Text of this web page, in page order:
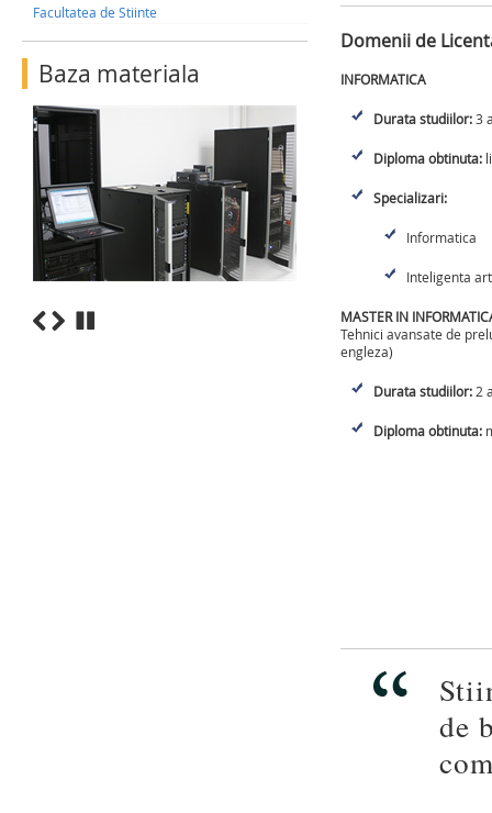
Facultatea de Stiinte
Baza materiala
Domenii de
INFORMATICA
Durata studiilor:3
Diploma obtinuta:
Specializari:
Informatica
Inteligenta
MASTER IN
Tehnici avansate de
engleza)
Durata studiilor: 2
Diploma obtinuta:
de